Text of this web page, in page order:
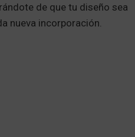
de que tu diseño sea
nueva incorporación.